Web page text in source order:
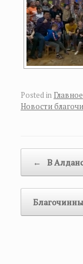
Posted in Главное
Новости
← В